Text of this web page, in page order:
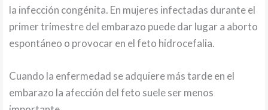
la infección congénita. En mujeres infectadas durante el
primer trimestre del embarazo puede dar lugar a aborto
espontáneo o provocar en el feto hidrocefalia.
Cuando la enfermedad se adquiere más tarde en el
embarazo la afección del feto suele ser menos